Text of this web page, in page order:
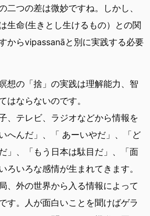
二つの差は微妙ですね。しかし、
生命(生きとし生けるもの）との関
からvipassanāと別に実践する必要
想の「捨」の実践は理解能力、智
はならないのです。
、テレビ、ラジオなどから情報を
へんだ」、「 あーいやだ」、「ど
」、「もう日本は駄目だ」、「面
ろいろな感情が生まれてきます。
、外の世界から入る情報によって
す。人が面白いことを聞けばゲラ